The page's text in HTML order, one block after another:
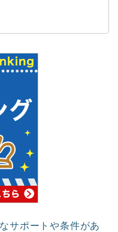
サポートや条件があ